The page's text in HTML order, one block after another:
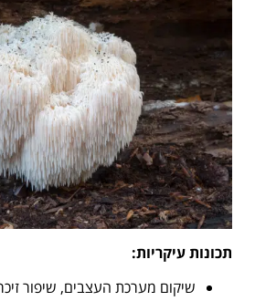
תכונות עיקריות:
שיקום מערכת העצבים, שיפור